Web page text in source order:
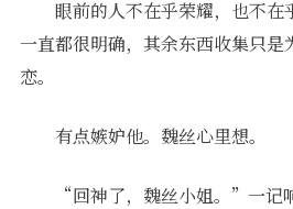
眼前的人不在乎荣耀，也不在
一直都很明确，其余东西收集只是
恋。
有点嫉妒他。魏丝心里想。
“回神了，魏丝小姐。”一记